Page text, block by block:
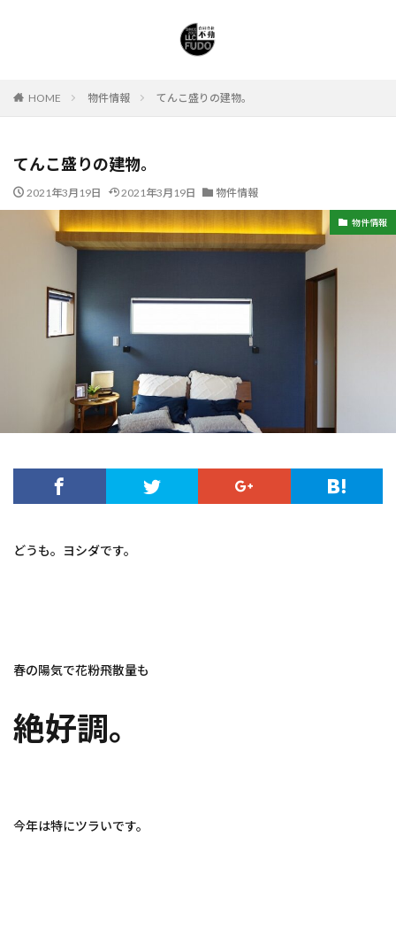
HOME 物件情報 てんこ盛りの建物。
てんこ盛りの建物。
2021年3月19日 2021年3月19日 物件情報
物件情報
どうも。ヨシダです。
春の陽気で花粉飛散量も
絶好調。
今年は特にツラいです。